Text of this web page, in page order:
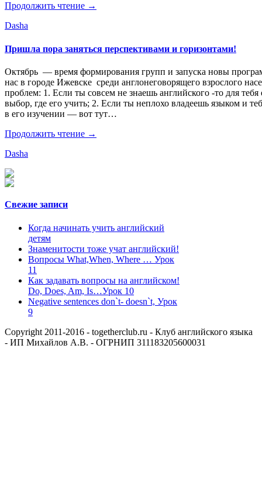
Продолжить чтение →
Dasha
Пришла пора заняться перспективами и горизонтами!
Октябрь — время формирования групп и запуска новы
нас в городе Ижевске среди англонеговорящего взрослого
проблем: 1. Если ты совсем не знаешь английского -то для тебя
выбор, где его учить; 2. Если ты неплохо владеешь языком и
в его изучении — вот тут…
Продолжить чтение →
Dasha
Свежие записи
Когда начинать учить английский
детям
Знаменитости тоже учат английский!
Вопросы What,When, Where … Урок
11
Как задавать вопросы на английском!
Do, Does, Am, Is…Урок 10
Negative sentences don`t- doesn`t, Урок
9
Copyright 2011-2016 - togetherclub.ru - Клуб английского языка
- ИП Михайлов А.В. - ОГРНИП 311183205600031